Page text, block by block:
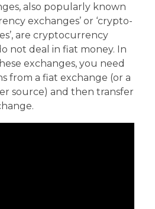
also popularly known
exchanges’ or ‘crypto-
are cryptocurrency
not deal in fiat money. In
exchanges, you need
from a fiat exchange (or a
source) and then transfer